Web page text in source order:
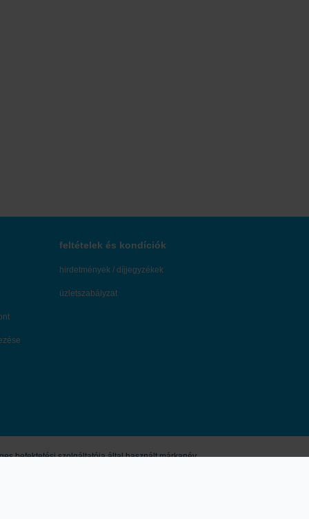
feltételek és kondíciók
hirdetmények / díjjegyzékek
üzletszabályzat
befektetési szolgáltatója által használt márkanév.